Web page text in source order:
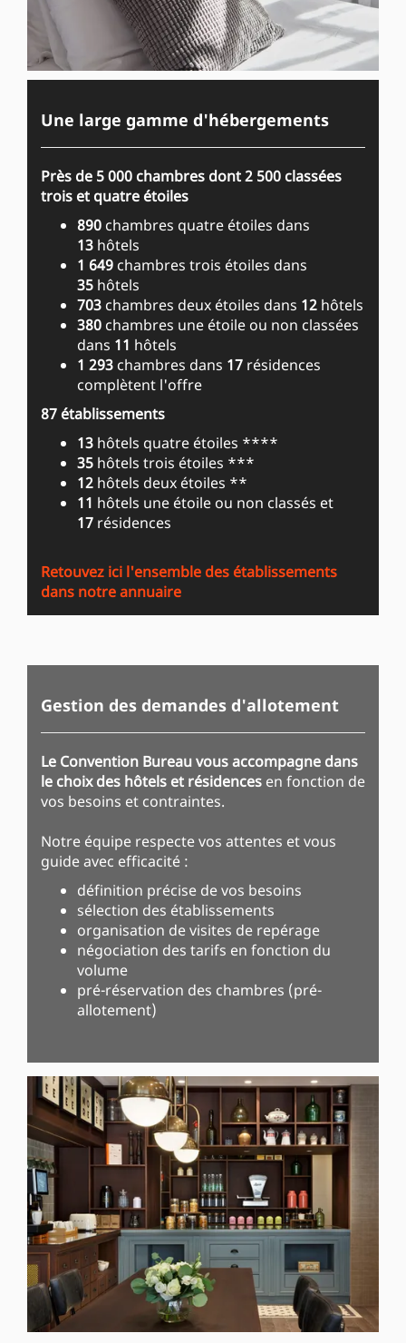
Une large gamme d'hébergements
Près de 5 000 chambres dont 2 500 classées
trois et quatre étoiles
890 chambres quatre étoiles dans
13 hôtels
1 649 chambres trois étoiles dans
35 hôtels
703 chambres deux étoiles dans 12 hôtels
380 chambres une étoile ou non classées
dans 11 hôtels
1 293 chambres dans 17 résidences
complètent l'offre
87 établissements
13 hôtels quatre étoiles ****
35 hôtels trois étoiles ***
12 hôtels deux étoiles **
11 hôtels une étoile ou non classés et
17 résidences
Retouvez ici l'ensemble des établissements
dans notre annuaire
Gestion des demandes d'allotement
Le Convention Bureau vous accompagne dans
le choix des hôtels et résidences en fonction de
vos besoins et contraintes.
Notre équipe respecte vos attentes et vous
guide avec efficacité :
définition précise de vos besoins
sélection des établissements
organisation de visites de repérage
négociation des tarifs en fonction du
volume
pré-réservation des chambres (pré-
allotement)